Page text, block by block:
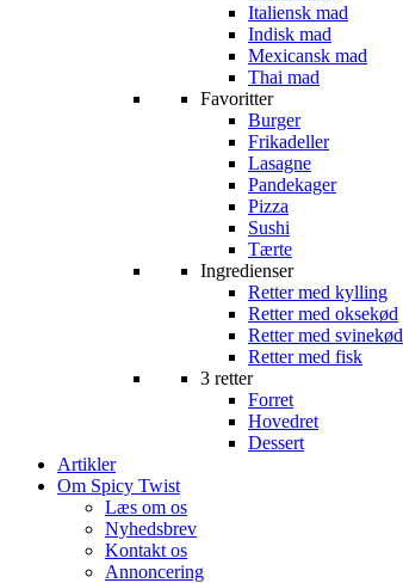
Italiensk mad
Indisk mad
Mexicansk mad
Thai mad
Favoritter
Burger
Frikadeller
Lasagne
Pandekager
Pizza
Sushi
Tærte
Ingredienser
Retter med kylling
Retter med oksekød
Retter med svinekød
Retter med fisk
3 retter
Forret
Hovedret
Dessert
Artikler
Om Spicy Twist
Læs om os
Nyhedsbrev
Kontakt os
Annoncering